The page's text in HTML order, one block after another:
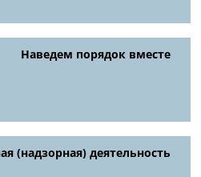
Наведем порядок вместе
(надзорная) деятельность